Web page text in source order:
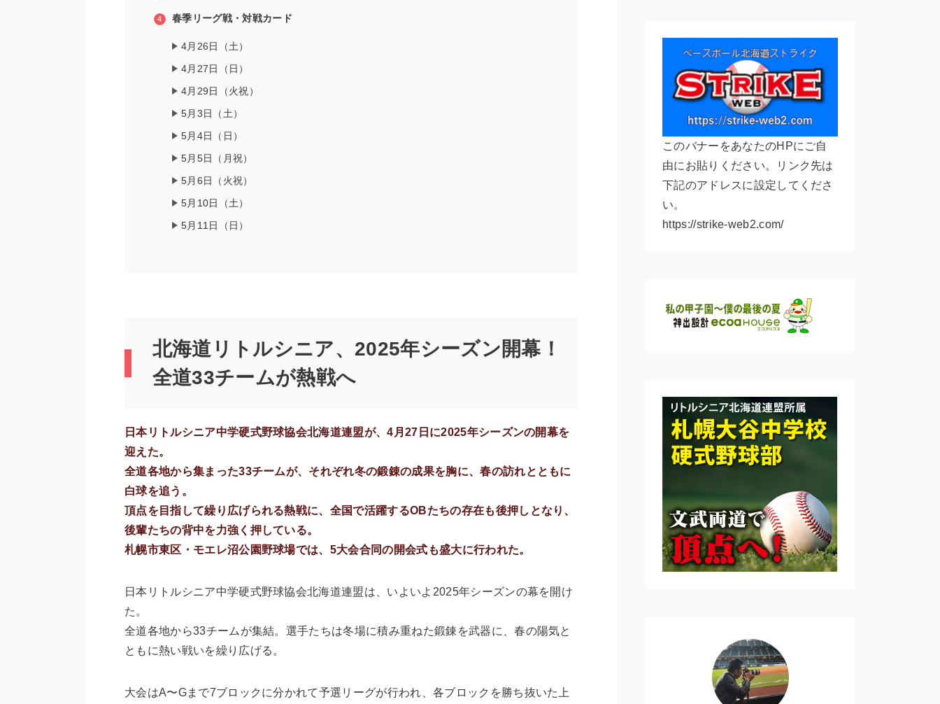
春季リーグ戦・対戦カード
4月26日（土）
4月27日（日）
4月29日（火祝）
5月3日（土）
5月4日（日）
5月5日（月祝）
5月6日（火祝）
5月10日（土）
5月11日（日）
北海道リトルシニア、2025年シーズン開幕！
全道33チームが熱戦へ
日本リトルシニア中学硬式野球協会北海道連盟が、4月27日に2025年シーズンの開幕を
迎えた。
全道各地から集まった33チームが、それぞれ冬の鍛錬の成果を胸に、春の訪れとともに
白球を追う。
頂点を目指して繰り広げられる熱戦に、全国で活躍するOBたちの存在も後押しとなり、
後輩たちの背中を力強く押している。
札幌市東区・モエレ沼公園野球場では、5大会合同の開会式も盛大に行われた。
日本リトルシニア中学硬式野球協会北海道連盟は、いよいよ2025年シーズンの幕を開け
た。
全道各地から33チームが集結。選手たちは冬場に積み重ねた鍛錬を武器に、春の陽気と
ともに熱い戦いを繰り広げる。
大会はA〜Gまで7ブロックに分かれて予選リーグが行われ、各ブロックを勝ち抜いた上
このバナーをあなたのHPにご自
由にお貼りください。リンク先は
下記のアドレスに設定してくださ
い。
https://strike-web2.com/